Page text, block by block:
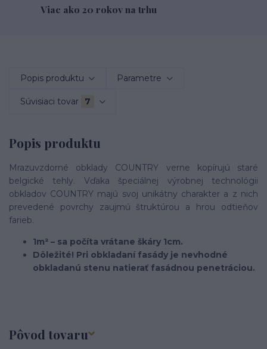
Viac ako 20 rokov na trhu
Popis produktu Parametre
Súvisiaci tovar 7
Popis produktu
Mrazuvzdorné obklady COUNTRY verne kopírujú staré
belgické tehly. Vďaka špeciálnej výrobnej technológii
obkladov COUNTRY majú svoj unikátny charakter a z nich
prevedené povrchy zaujmú štruktúrou a hrou odtieňov
farieb.
1m² – sa počíta vrátane škáry 1cm.
Dôležité! Pri obkladaní fasády je nevhodné
obkladanú stenu natierať fasádnou penetráciou.
Pôvod tovaru